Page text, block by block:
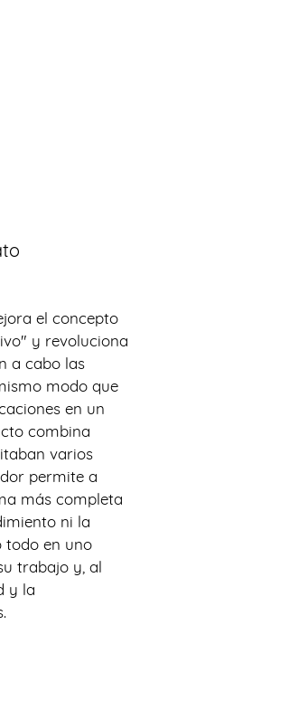
el concepto
y revoluciona
a cabo las
modo que
en un
combina
varios
permite a
más completa
ni la
todo en uno
trabajo y, al
y la